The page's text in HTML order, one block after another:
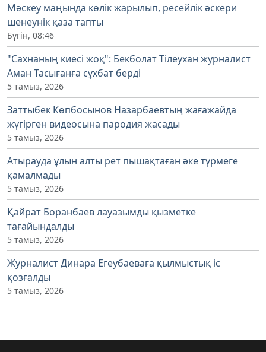
Мәскеу маңында көлік жарылып, ресейлік әскери
шенеунік қаза тапты
Бүгін, 08:46
"Сахнаның киесі жоқ": Бекболат Тілеухан журналист
Аман Тасығанға сұхбат берді
5 тамыз, 2026
Заттыбек Көпбосынов Назарбаевтың жағажайда
жүгірген видеосына пародия жасады
5 тамыз, 2026
Атырауда ұлын алты рет пышақтаған әке түрмеге
қамалмады
5 тамыз, 2026
Қайрат Боранбаев лауазымды қызметке
тағайындалды
5 тамыз, 2026
Журналист Динара Егеубаеваға қылмыстық іс
қозғалды
5 тамыз, 2026